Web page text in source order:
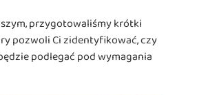
przygotowaliśmy krótki
pozwoli Ci zidentyfikować, czy
podlegać pod wymagania